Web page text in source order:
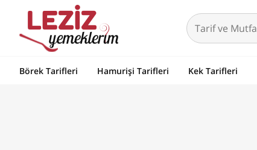
Börek Tarifleri Hamurişi Tarifleri Kek Tarifleri